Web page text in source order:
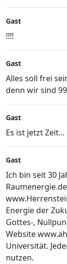
Gast
!!!!
Gast
Alles soll frei
denn wir sind
Gast
Es ist jetzt Zeit...
Gast
Ich bin seit 30
Energie der
Gottes-,
Website
Universität.
nutzen.